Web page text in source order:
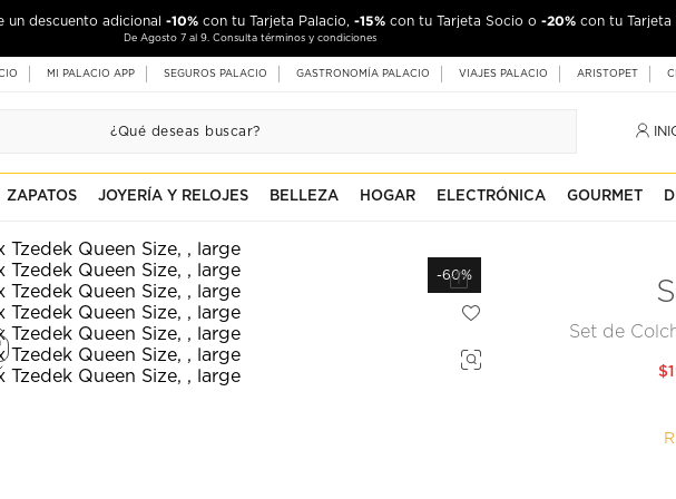
un descuento adicional -10% con tu Tarjeta Palacio, -15% con tu Tarjeta Socio o -20% con tu Tarjeta
De Agosto 7 al 9. Consulta términos y condiciones
MI PALACIO APP SEGUROS PALACIO GASTRONOMÍA PALACIO VIAJES PALACIO ARISTOPET
ZAPATOS JOYERÍA Y RELOJES BELLEZA HOGAR ELECTRÓNICA GOURMET
-60%
Set de